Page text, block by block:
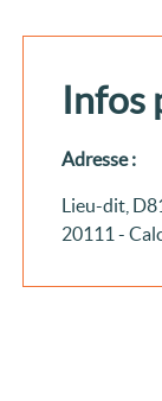
Infos
Adresse :
Lieu-dit,
20111 -